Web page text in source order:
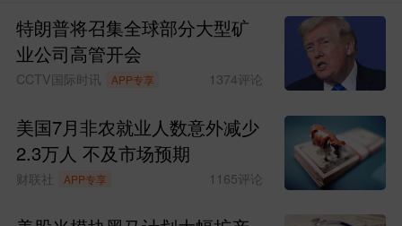
特朗普将召集全球部分大型矿
业公司高管开会
CCTV国际时讯 APP专享 1374评论
美国7月非农就业人数意外减少
2.3万人 不及市场预期
财联社 APP专享 1165评论